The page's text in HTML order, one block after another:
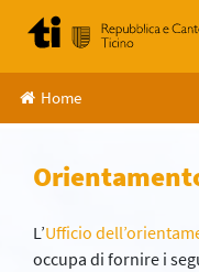
Home
L’Ufficio
occupa di fornire i